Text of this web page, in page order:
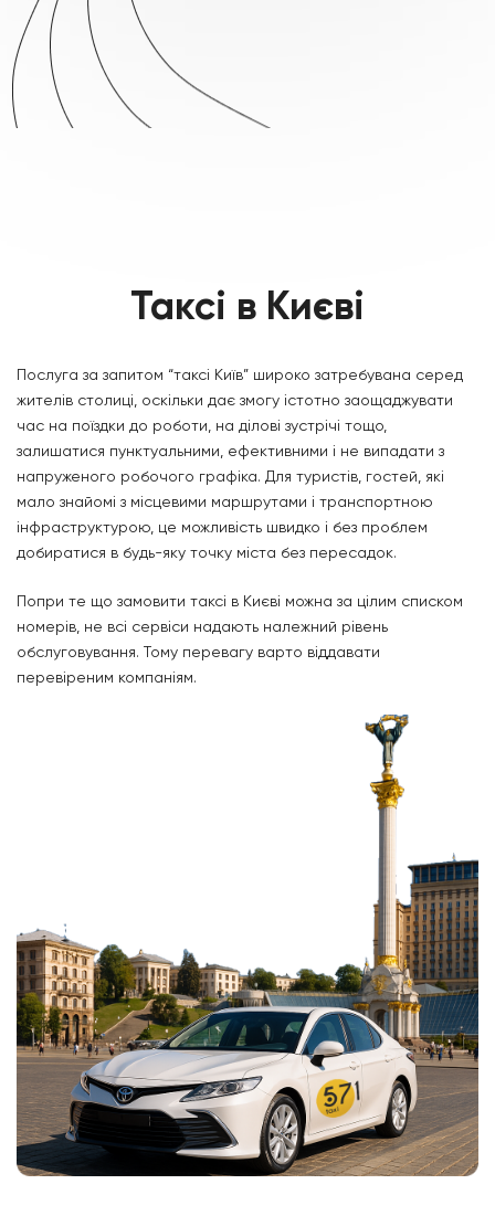
Таксі в Києві
Послуга за запитом “таксі Київ” широко затребувана серед
жителів столиці, оскільки дає змогу істотно заощаджувати
час на поїздки до роботи, на ділові зустрічі тощо,
залишатися пунктуальними, ефективними і не випадати з
напруженого робочого графіка. Для туристів, гостей, які
мало знайомі з місцевими маршрутами і транспортною
інфраструктурою, це можливість швидко і без проблем
добиратися в будь-яку точку міста без пересадок.
Попри те що замовити таксі в Києві можна за цілим списком
номерів, не всі сервіси надають належний рівень
обслуговування. Тому перевагу варто віддавати
перевіреним компаніям.